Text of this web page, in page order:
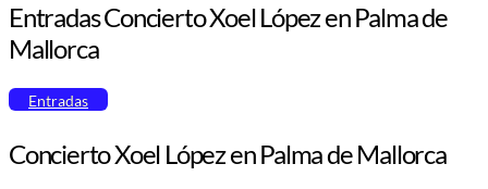
Entradas Concierto Xoel López en Palma de
Mallorca
Entradas
Concierto Xoel López en Palma de Mallorca